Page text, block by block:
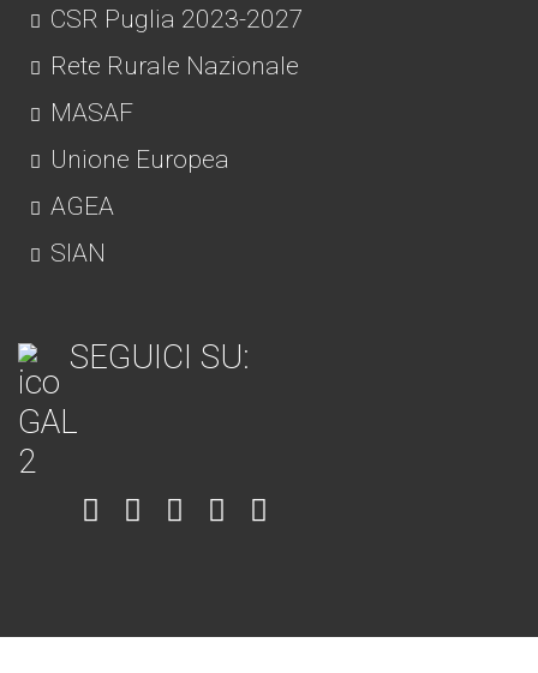
CSR Puglia 2023-2027
Rete Rurale Nazionale
MASAF
Unione Europea
AGEA
SIAN
SEGUICI SU:
Item Item Item Item